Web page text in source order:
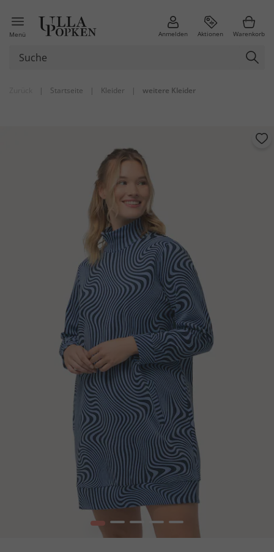
Menü Anmelden Aktionen Warenkorb
| Startseite | Kleider | weitere Kleider
1 2 3 4 5